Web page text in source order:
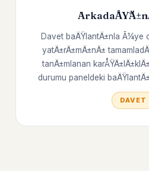
Davet baÄŸlantÄ±nla Ã¼ye
yatÄ±rÄ±mÄ±nÄ±
tanÄ±mlanan
durumu paneldeki
DAVET